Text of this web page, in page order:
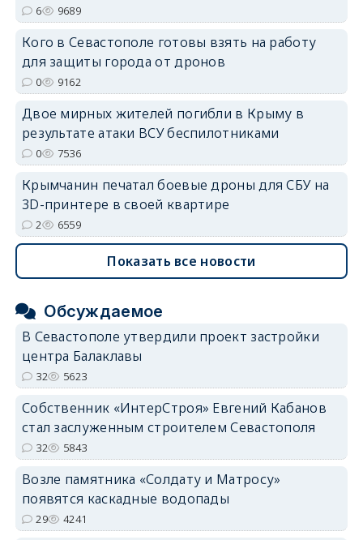
6 9689
Кого в Севастополе готовы взять на работу
для защиты города от дронов
0 9162
Двое мирных жителей погибли в Крыму в
результате атаки ВСУ беспилотниками
0 7536
Крымчанин печатал боевые дроны для СБУ на
3D-принтере в своей квартире
2 6559
Показать все новости
Обсуждаемое
В Севастополе утвердили проект застройки
центра Балаклавы
32 5623
Собственник «ИнтерСтроя» Евгений Кабанов
стал заслуженным строителем Севастополя
32 5843
Возле памятника «Солдату и Матросу»
появятся каскадные водопады
29 4241